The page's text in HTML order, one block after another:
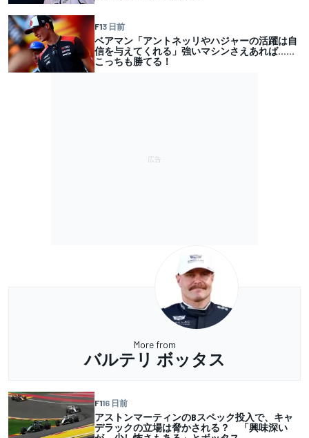
F13 日前
ベアマン「アントネッリやハジャーの活躍は自
信を与えてくれる」強いマシンさえあれば……
こっちも勝てる！
More from
バルテリ ボッタス
F116 日前
アストンマーティンのBスペック投入で、キャ
デラックの立場は脅かされる？ 「興味深い